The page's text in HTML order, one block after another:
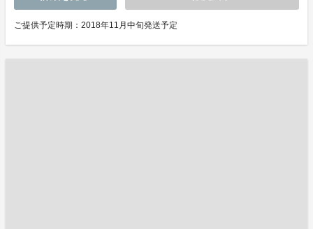
ご提供予定時期：2018年11月中旬発送予定